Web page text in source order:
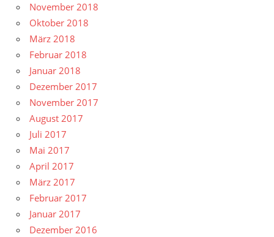
November 2018
Oktober 2018
März 2018
Februar 2018
Januar 2018
Dezember 2017
November 2017
August 2017
Juli 2017
Mai 2017
April 2017
März 2017
Februar 2017
Januar 2017
Dezember 2016